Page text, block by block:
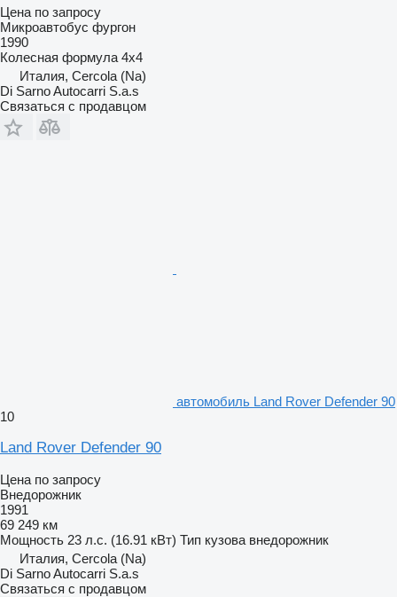
Цена по запросу
Микроавтобус фургон
1990
Колесная формула 4x4
Италия, Cercola (Na)
Di Sarno Autocarri S.a.s
Связаться с продавцом
автомобиль Land Rover Defender 90
10
Land Rover Defender 90
Цена по запросу
Внедорожник
1991
69 249 км
Мощность 23 л.с. (16.91 кВт) Тип кузова внедорожник
Италия, Cercola (Na)
Di Sarno Autocarri S.a.s
Связаться с продавцом